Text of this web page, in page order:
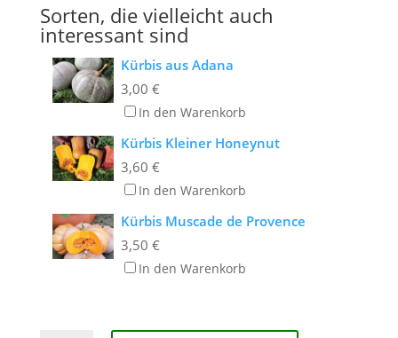
Sorten, die vielleicht auch
interessant sind
Kürbis aus Adana
3,00 €
In den Warenkorb
Kürbis Kleiner Honeynut
3,60 €
In den Warenkorb
Kürbis Muscade de Provence
3,50 €
In den Warenkorb